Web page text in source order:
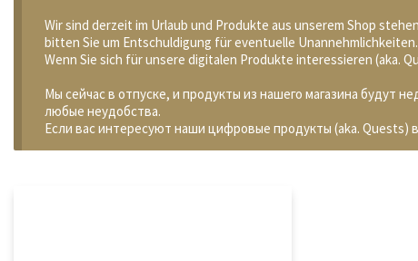
Wir sind derzeit im Urlaub und Produkte aus unserem Shop
bitten Sie um Entschuldigung für eventuelle Unannehmlichkeiten.
Wenn Sie sich für unsere digitalen Produkte interessieren (aka.
Мы сейчас в отпуске, и продукты из нашего магазина будут
любые неудобства.
Если вас интересуют наши цифровые продукты (aka. Quests)